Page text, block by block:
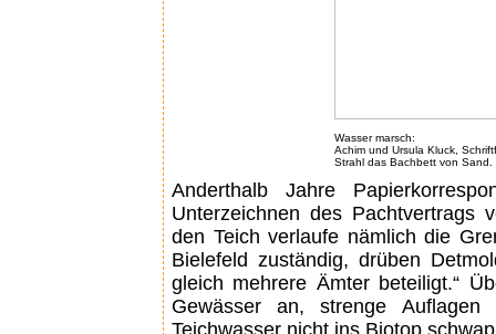
Wasser marsch:
Achim und Ursula Kluck,
Strahl das Bachbett von Sand.
Anderthalb Jahre
Unterzeichnen des Pachtvertrags
den Teich verlaufe nämlich die
Bielefeld zuständig, drüben
gleich mehrere Ämter beteiligt.“
Gewässer an, strenge